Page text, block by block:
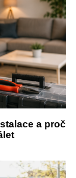
a proč